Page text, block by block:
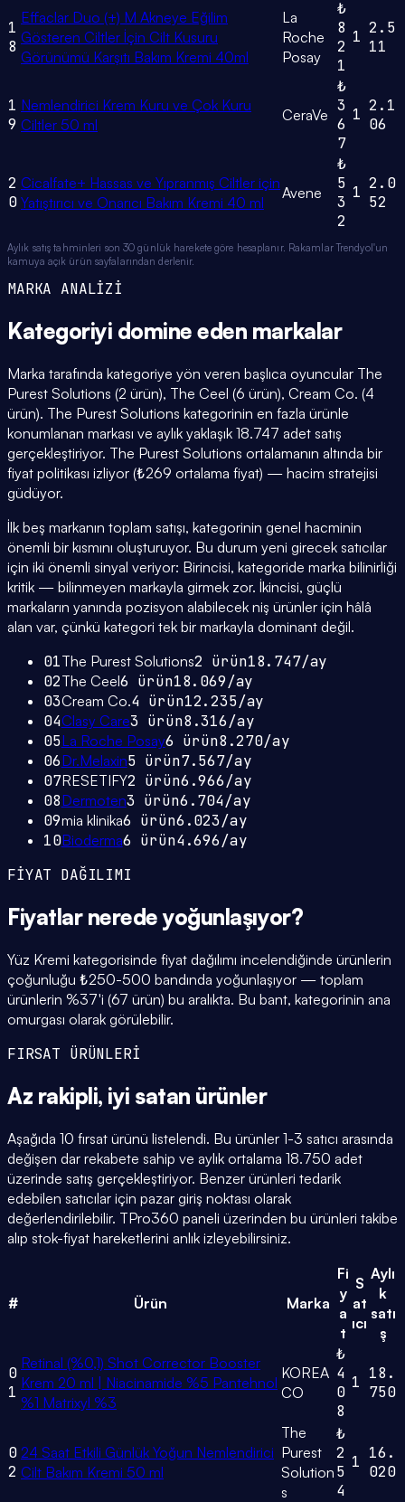
1
8
Effaclar Duo (+) M Akneye Eğilim
Gösteren Ciltler İçin Cilt Kusuru
Görünümü Karşıtı Bakım Kremi 40ml
La
Roche
Posay
₺
8
2
1
1 2.5
11
1
9
Nemlendirici Krem Kuru ve Çok Kuru
Ciltler 50 ml
CeraVe
₺
3
6
7
1 2.1
06
2
0
Cicalfate+ Hassas ve Yıpranmış Ciltler için
Yatıştırıcı ve Onarıcı Bakım Kremi 40 ml
Avene
₺
5
3
2
1 2.0
52
Aylık satış tahminleri son 30 günlük harekete göre hesaplanır. Rakamlar Trendyol'un
kamuya açık ürün sayfalarından derlenir.
MARKA ANALİZİ
Kategoriyi domine eden markalar
Marka tarafında kategoriye yön veren başlıca oyuncular The
Purest Solutions (2 ürün), The Ceel (6 ürün), Cream Co. (4
ürün). The Purest Solutions kategorinin en fazla ürünle
konumlanan markası ve aylık yaklaşık 18.747 adet satış
gerçekleştiriyor. The Purest Solutions ortalamanın altında bir
fiyat politikası izliyor (₺269 ortalama fiyat) — hacim stratejisi
güdüyor.
İlk beş markanın toplam satışı, kategorinin genel hacminin
önemli bir kısmını oluşturuyor. Bu durum yeni girecek satıcılar
için iki önemli sinyal veriyor: Birincisi, kategoride marka bilinirliği
kritik — bilinmeyen markayla girmek zor. İkincisi, güçlü
markaların yanında pozisyon alabilecek niş ürünler için hâlâ
alan var, çünkü kategori tek bir markayla dominant değil.
01The Purest Solutions2 ürün18.747/ay
02The Ceel6 ürün18.069/ay
03Cream Co.4 ürün12.235/ay
04Clasy Care3 ürün8.316/ay
05La Roche Posay6 ürün8.270/ay
06Dr.Melaxin5 ürün7.567/ay
07RESETIFY2 ürün6.966/ay
08Dermoten3 ürün6.704/ay
09mia klinika6 ürün6.023/ay
10Bioderma6 ürün4.696/ay
FİYAT DAĞILIMI
Fiyatlar nerede yoğunlaşıyor?
Yüz Kremi kategorisinde fiyat dağılımı incelendiğinde ürünlerin
çoğunluğu ₺250-500 bandında yoğunlaşıyor — toplam
ürünlerin %37'i (67 ürün) bu aralıkta. Bu bant, kategorinin ana
omurgası olarak görülebilir.
FIRSAT ÜRÜNLERİ
Az rakipli, iyi satan ürünler
Aşağıda 10 fırsat ürünü listelendi. Bu ürünler 1-3 satıcı arasında
değişen dar rekabete sahip ve aylık ortalama 18.750 adet
üzerinde satış gerçekleştiriyor. Benzer ürünleri tedarik
edebilen satıcılar için pazar giriş noktası olarak
değerlendirilebilir. TPro360 paneli üzerinden bu ürünleri takibe
alıp stok-fiyat hareketlerini anlık izleyebilirsiniz.
# Ürün Marka
Fi
y
a
t
S
at
ıcı
Aylı
k
satı
ş
0
1
Retinal (%0,1) Shot Corrector Booster
Krem 20 ml | Niacinamide %5 Pantehnol
%1 Matrixyl %3
KOREA
CO
₺
4
0
8
1 18.
750
0
2
24 Saat Etkili Günlük Yoğun Nemlendirici
Cilt Bakım Kremi 50 ml
The
Purest
Solution
s
₺
2
5
4
1 16.
020